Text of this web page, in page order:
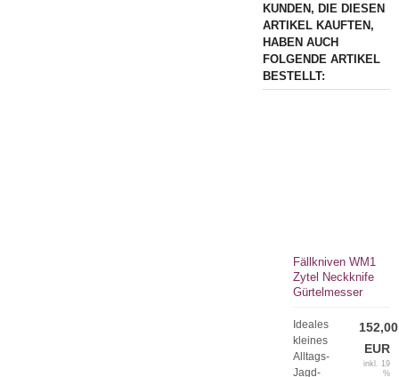
KUNDEN, DIE DIESEN
ARTIKEL KAUFTEN,
HABEN AUCH
FOLGENDE ARTIKEL
BESTELLT:
Fällkniven WM1
Zytel Neckknife
Gürtelmesser
Ideales
kleines
Alltags-
Jagd-
152,00
EUR
inkl. 19
%